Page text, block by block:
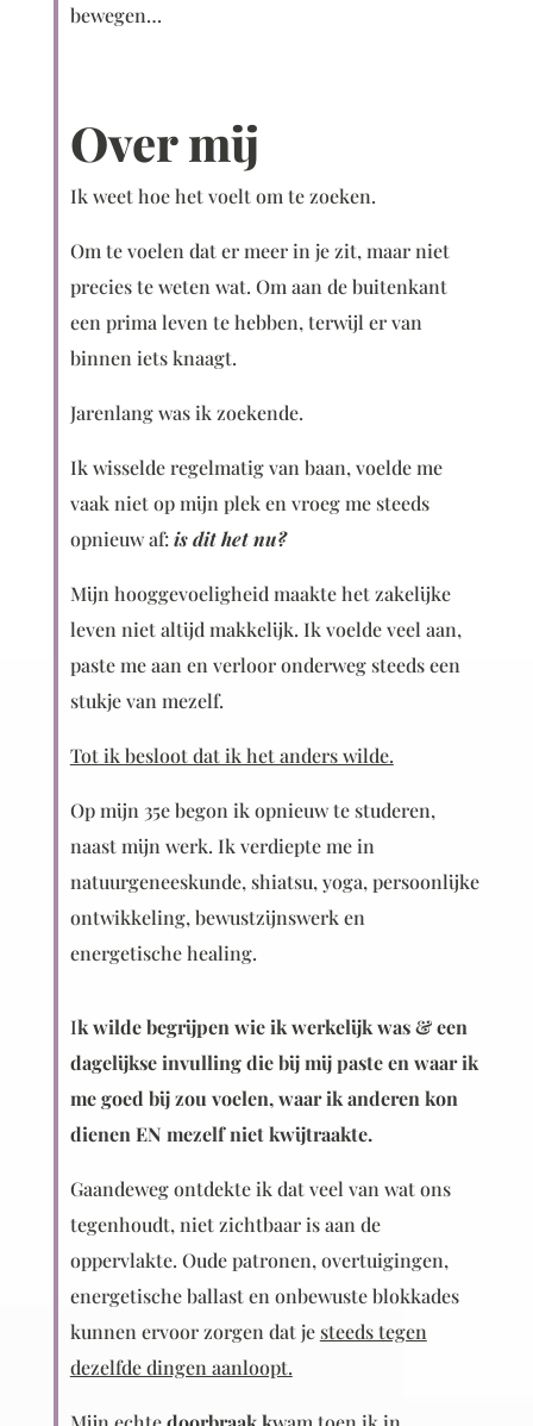
bewegen…
Over mij
Ik weet hoe het voelt om te zoeken.
Om te voelen dat er meer in je zit, maar niet
precies te weten wat. Om aan de buitenkant
een prima leven te hebben, terwijl er van
binnen iets knaagt.
Jarenlang was ik zoekende.
Ik wisselde regelmatig van baan, voelde me
vaak niet op mijn plek en vroeg me steeds
opnieuw af:is dit het nu?
Mijn hooggevoeligheid maakte het zakelijke
leven niet altijd makkelijk. Ik voelde veel aan,
paste me aan en verloor onderweg steeds een
stukje van mezelf.
Tot ik besloot dat ik het anders wilde.
Op mijn 35e begon ik opnieuw te studeren,
naast mijn werk. Ik verdiepte me in
natuurgeneeskunde, shiatsu, yoga, persoonlijke
ontwikkeling, bewustzijnswerk en
energetische healing.
Ik wilde begrijpen wie ik werkelijk was & een
dagelijkse invulling die bij mij paste en waar ik
me goed bij zou voelen, waar ik anderen kon
dienen EN mezelf niet kwijtraakte.
Gaandeweg ontdekte ik dat veel van wat ons
tegenhoudt, niet zichtbaar is aan de
oppervlakte. Oude patronen, overtuigingen,
energetische ballast en onbewuste blokkades
kunnen ervoor zorgen dat je steeds tegen
dezelfde dingen aanloopt.